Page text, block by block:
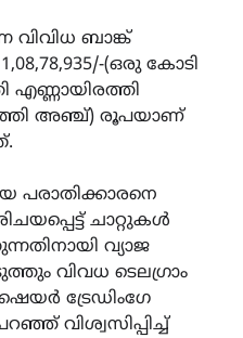
ബാങ്ക്
(ഒരു കോടി
എണ്ണായിരത്തി
അഞ്ച്) രൂപയാണ്
പരാതിക്കാരനെ
ചാറ്റുകൾ
വ്യാജ
വിവധ ടെലഗ്രാം
ട്രേഡിംഗേ
വിശ്വസിപ്പിച്ച്